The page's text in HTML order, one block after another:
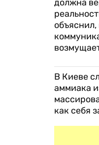
должна
В Киеве
аммиака
как себя